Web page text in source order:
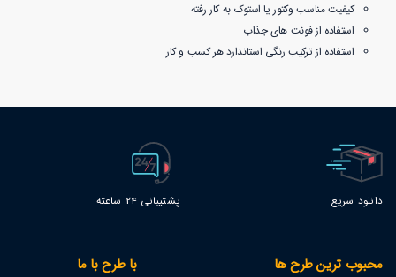
کیفیت مناسب وکتور یا استوک به کار رفته
استفاده از فونت های جذاب
استفاده از ترکیب رنگی استاندارد هر کسب و کار
دانلود سریع پشتیبانی 24 ساعته
محبوب ترین طرح ها با طرح با ما